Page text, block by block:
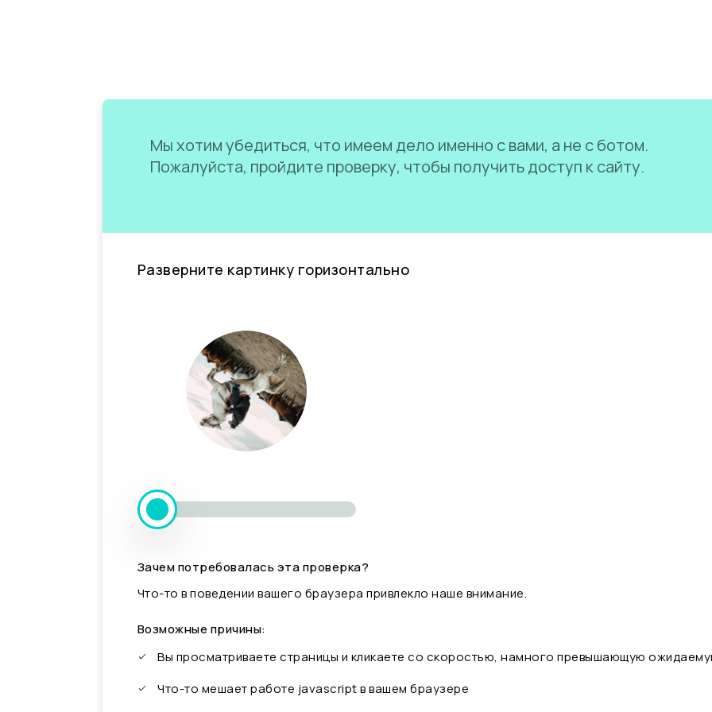
Мы хотим убедиться, что имеем дело именно с вами, а не с ботом.
Пожалуйста, пройдите проверку, чтобы получить доступ к сайту.
Разверните картинку горизонтально
Зачем потребовалась эта проверка?
Что-то в поведении вашего браузера привлекло наше внимание.
Возможные причины:
Вы просматриваете страницы и кликаете со скоростью, намного превышающую
Что-то мешает работе javascript в вашем браузере